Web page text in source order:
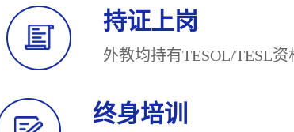
持证上岗
外教均持有
终身培训